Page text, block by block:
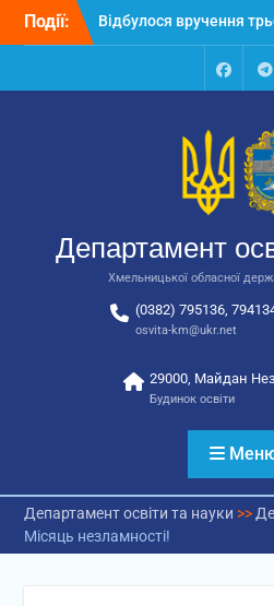
Перейти
Події:
Відбулося вручення
автобусів для потреб
Відбулося засідання
освіти та науки
державної
Відбулась обласна
національно-
виховання
Департамент
Хмельницької обласної
(0382) 795136,
osvita-km@ukr.net
29000, Майдан
Будинок освіти
Департамент освіти та науки >>
Місяць незламності!